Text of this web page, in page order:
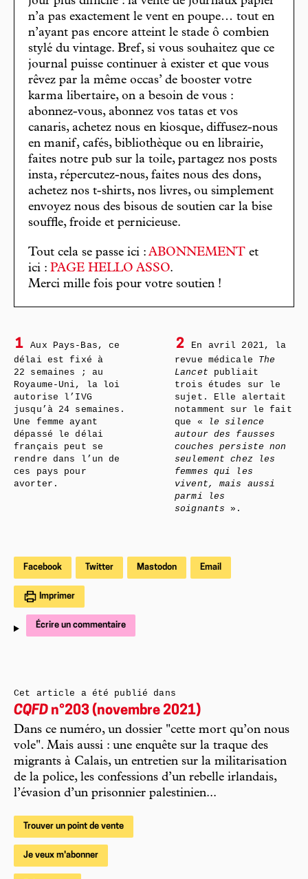
n’a pas exactement le vent en poupe… tout en
n’ayant pas encore atteint le stade ô combien
stylé du vintage. Bref, si vous souhaitez que ce
journal puisse continuer à exister et que vous
rêvez par la même occas’ de booster votre
karma libertaire, on a besoin de vous :
abonnez-vous, abonnez vos tatas et vos
canaris, achetez nous en kiosque, diffusez-nous
en manif, cafés, bibliothèque ou en librairie,
faites notre pub sur la toile, partagez nos posts
insta, répercutez-nous, faites nous des dons,
achetez nos t-shirts, nos livres, ou simplement
envoyez nous des bisous de soutien car la bise
souffle, froide et pernicieuse.
Tout cela se passe ici : ABONNEMENT et
ici : PAGE HELLO ASSO.
Merci mille fois pour votre soutien !
1
Aux Pays-Bas, ce
délai est fixé à
22 semaines ; au
Royaume-Uni, la loi
autorise l’IVG
jusqu’à 24 semaines.
Une femme ayant
dépassé le délai
français peut se
rendre dans l’un de
ces pays pour
avorter.
2
En avril 2021, la
revue médicale The
Lancet publiait
trois études sur le
sujet. Elle alertait
notamment sur le fait
que «
le silence
autour des fausses
couches persiste non
seulement chez les
femmes qui les
vivent, mais aussi
parmi les
soignants ».
Facebook Twitter Mastodon Email
Imprimer
Écrire un commentaire
Cet article a été publié dans
CQFD n°203 (novembre 2021)
Dans ce numéro, un dossier "cette mort qu’on nous
vole". Mais aussi : une enquête sur la traque des
migrants à Calais, un entretien sur la militarisation
de la police, les confessions d’un rebelle irlandais,
l’évasion d’un prisonnier palestinien...
Trouver un point de vente
Je veux m'abonner